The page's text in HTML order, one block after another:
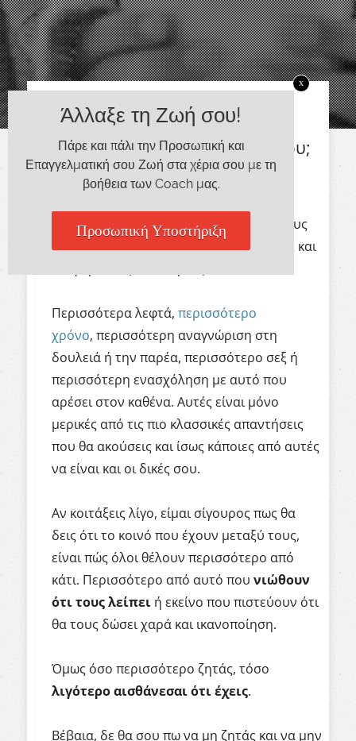
Τι χρειάζεσαι για να είσαι
ικανοποιημένος από τη ζωή σου;
Να ζεις μια πιο ποιοτική ζωή;
Αν βγεις έξω στο δρόμο και ρωτήσεις τους
ανθρώπους γύρω σου, θα πάρεις πολλές και
Περισσότερα λεφτά, περισσότερο
χρόνο, περισσότερη αναγνώριση στη
δουλειά ή την παρέα, περισσότερο σεξ ή
περισσότερη ενασχόληση με αυτό που
αρέσει στον καθένα. Αυτές είναι μόνο
μερικές από τις πιο κλασσικές απαντήσεις
που θα ακούσεις και ίσως κάποιες από αυτές
να είναι και οι δικές σου.
Αν κοιτάξεις λίγο, είμαι σίγουρος πως θα
δεις ότι το κοινό που έχουν μεταξύ τους,
είναι πώς όλοι θέλουν περισσότερο από
κάτι. Περισσότερο από αυτό που νιώθουν
ότιτουςλείπει ή εκείνο που πιστεύουν ότι
θα τους δώσει χαρά και ικανοποίηση.
Όμως όσο περισσότερο ζητάς, τόσο
λιγότεροαισθάνεσαιότιέχεις.
Βέβαια, δε θα σου πω να μη ζητάς και να μην
Άλλαξε τη Ζωή σου!
Πάρε και πάλι την Προσωπική και
Επαγγελματική σου Ζωή στα χέρια σου με τη
βοήθεια των Coach μας.
Προσωπική Υποστήριξη
x